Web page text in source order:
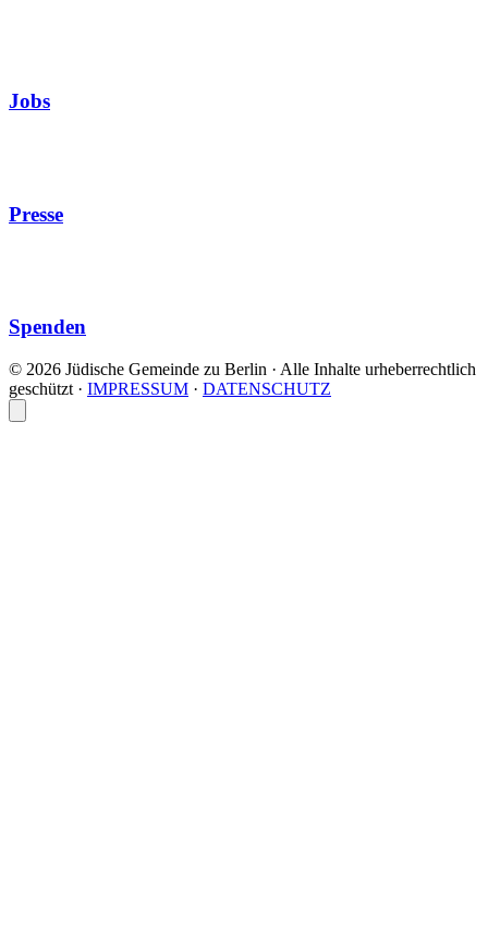
Jobs
Presse
Spenden
© 2026 Jüdische Gemeinde zu Berlin · Alle Inhalte urheberrechtlich
geschützt · IMPRESSUM · DATENSCHUTZ